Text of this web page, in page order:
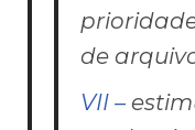
de
VII –